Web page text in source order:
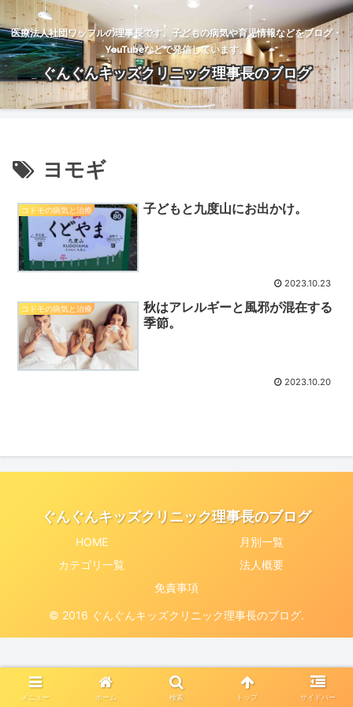
医療法人社団ワッフルの理事長です。子どもの病気や育児情報などをブログ・
YouTubeなどで発信しています。
ぐんぐんキッズクリニック理事長のブログ
ヨモギ
コドモの病気と治療 子どもと九度山にお出かけ。
2023.10.23
コドモの病気と治療
秋はアレルギーと風邪が混在する
季節。
2023.10.20
ぐんぐんキッズクリニック理事長のブログ
HOME
月別一覧
カテゴリ一覧
法人概要
免責事項
© 2016 ぐんぐんキッズクリニック理事長のブログ.
メニュー ホーム 検索 トップ サイドバー